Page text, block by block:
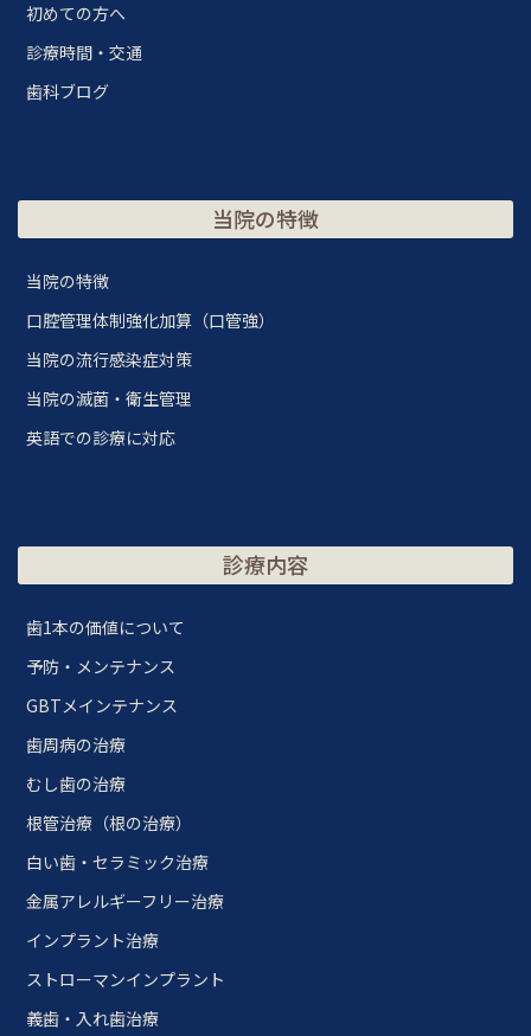
初めての方へ
診療時間・交通
歯科ブログ
当院の特徴
当院の特徴
口腔管理体制強化加算（口管強）
当院の流行感染症対策
当院の滅菌・衛生管理
英語での診療に対応
診療内容
歯1本の価値について
予防・メンテナンス
GBTメインテナンス
歯周病の治療
むし歯の治療
根管治療（根の治療）
白い歯・セラミック治療
金属アレルギーフリー治療
インプラント治療
ストローマンインプラント
義歯・入れ歯治療